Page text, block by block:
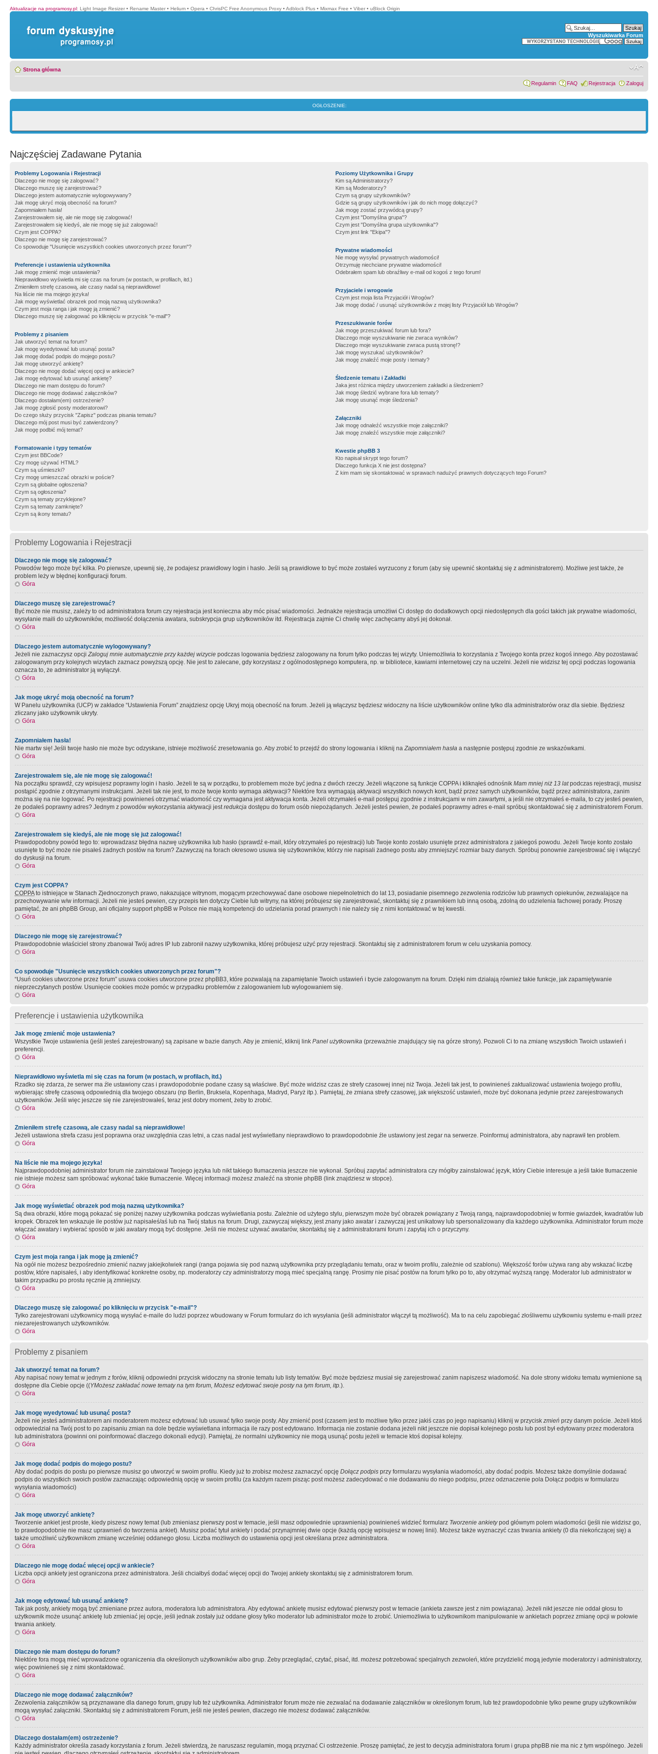
Aktualizacje na programosy.pl: Light Image Resizer • Rename Master • Helium • Opera • ChrisPC Free Anonymous Proxy • Adblock Plus • Mixmax Free • Viber • uBlock Origin
Wyszukiwarka Forum
Strona główna
Regulamin FAQ Rejestracja Zaloguj
OGŁOSZENIE:
Najczęściej Zadawane Pytania
Problemy Logowania i Rejestracji
Dlaczego nie mogę się zalogować?
Dlaczego muszę się zarejestrować?
Dlaczego jestem automatycznie wylogowywany?
Jak mogę ukryć moją obecność na forum?
Zapomniałem hasła!
Zarejestrowałem się, ale nie mogę się zalogować!
Zarejestrowałem się kiedyś, ale nie mogę się już zalogować!
Czym jest COPPA?
Dlaczego nie mogę się zarejestrować?
Co spowoduje "Usunięcie wszystkich cookies utworzonych przez forum"?
Preferencje i ustawienia użytkownika
Jak mogę zmienić moje ustawienia?
Nieprawidłowo wyświetla mi się czas na forum (w postach, w profilach, itd.)
Zmieniłem strefę czasową, ale czasy nadal są nieprawidłowe!
Na liście nie ma mojego języka!
Jak mogę wyświetlać obrazek pod moją nazwą użytkownika?
Czym jest moja ranga i jak mogę ją zmienić?
Dlaczego muszę się zalogować po kliknięciu w przycisk "e-mail"?
Problemy z pisaniem
Jak utworzyć temat na forum?
Jak mogę wyedytować lub usunąć posta?
Jak mogę dodać podpis do mojego postu?
Jak mogę utworzyć ankietę?
Dlaczego nie mogę dodać więcej opcji w ankiecie?
Jak mogę edytować lub usunąć ankietę?
Dlaczego nie mam dostępu do forum?
Dlaczego nie mogę dodawać załączników?
Dlaczego dostałam(em) ostrzeżenie?
Jak mogę zgłosić posty moderatorowi?
Do czego służy przycisk "Zapisz" podczas pisania tematu?
Dlaczego mój post musi być zatwierdzony?
Jak mogę podbić mój temat?
Formatowanie i typy tematów
Czym jest BBCode?
Czy mogę używać HTML?
Czym są uśmieszki?
Czy mogę umieszczać obrazki w poście?
Czym są globalne ogłoszenia?
Czym są ogłoszenia?
Czym są tematy przyklejone?
Czym są tematy zamknięte?
Czym są ikony tematu?
Poziomy Użytkownika i Grupy
Kim są Administratorzy?
Kim są Moderatorzy?
Czym są grupy użytkowników?
Gdzie są grupy użytkowników i jak do nich mogę dołączyć?
Jak mogę zostać przywódcą grupy?
Czym jest "Domyślna grupa"?
Czym jest "Domyślna grupa użytkownika"?
Czym jest link "Ekipa"?
Prywatne wiadomości
Nie mogę wysyłać prywatnych wiadomości!
Otrzymuję niechciane prywatne wiadomości!
Odebrałem spam lub obraźliwy e-mail od kogoś z tego forum!
Przyjaciele i wrogowie
Czym jest moja lista Przyjaciół i Wrogów?
Jak mogę dodać / usunąć użytkowników z mojej listy Przyjaciół lub Wrogów?
Przeszukiwanie forów
Jak mogę przeszukiwać forum lub fora?
Dlaczego moje wyszukiwanie nie zwraca wyników?
Dlaczego moje wyszukiwanie zwraca pustą stronę!?
Jak mogę wyszukać użytkowników?
Jak mogę znaleźć moje posty i tematy?
Śledzenie tematu i Zakładki
Jaka jest różnica między utworzeniem zakładki a śledzeniem?
Jak mogę śledzić wybrane fora lub tematy?
Jak mogę usunąć moje śledzenia?
Załączniki
Jak mogę odnaleźć wszystkie moje załączniki?
Jak mogę znaleźć wszystkie moje załączniki?
Kwestie phpBB 3
Kto napisał skrypt tego forum?
Dlaczego funkcja X nie jest dostępna?
Z kim mam się skontaktować w sprawach nadużyć prawnych dotyczących tego Forum?
Problemy Logowania i Rejestracji
Dlaczego nie mogę się zalogować?
Powodów tego może być kilka. Po pierwsze, upewnij się, że podajesz prawidłowy login i hasło. Jeśli są prawidłowe to być może zostałeś wyrzucony z forum (aby się upewnić skontaktuj się z administratorem). Możliwe jest także, że
problem leży w błędnej konfiguracji forum.
Góra
Dlaczego muszę się zarejestrować?
Być może nie musisz, zależy to od administratora forum czy rejestracja jest konieczna aby móc pisać wiadomości. Jednakże rejestracja umożliwi Ci dostęp do dodatkowych opcji niedostępnych dla gości takich jak prywatne wiadomości,
wysyłanie maili do użytkowników, możliwość dołączenia awatara, subskrypcja grup użytkowników itd. Rejestracja zajmie Ci chwilę więc zachęcamy abyś jej dokonał.
Góra
Dlaczego jestem automatycznie wylogowywany?
Jeżeli nie zaznaczysz opcjiZaloguj mnie automatycznie przy każdej wizycie podczas logowania będziesz zalogowany na forum tylko podczas tej wizyty. Uniemożliwia to korzystania z Twojego konta przez kogoś innego. Aby pozostawać
zalogowanym przy kolejnych wizytach zaznacz powyższą opcję. Nie jest to zalecane, gdy korzystasz z ogólnodostępnego komputera, np. w bibliotece, kawiarni internetowej czy na uczelni. Jeżeli nie widzisz tej opcji podczas logowania
oznacza to, że administrator ją wyłączył.
Góra
Jak mogę ukryć moją obecność na forum?
W Panelu użytkownika (UCP) w zakładce “Ustawienia Forum” znajdziesz opcję Ukryj moją obecność na forum. Jeżeli ją włączysz będziesz widoczny na liście użytkowników online tylko dla administratorów oraz dla siebie. Będziesz
zliczany jako użytkownik ukryty.
Góra
Zapomniałem hasła!
Nie martw się! Jeśli twoje hasło nie może byc odzyskane, istnieje możliwość zresetowania go. Aby zrobić to przejdź do strony logowania i kliknij naZapomniałem hasła a następnie postępuj zgodnie ze wskazówkami.
Góra
Zarejestrowałem się, ale nie mogę się zalogować!
Na początku sprawdź, czy wpisujesz poprawny login i hasło. Jeżeli te są w porządku, to problemem może być jedna z dwóch rzeczy. Jeżeli włączone są funkcje COPPA i kliknąłeś odnośnik Mam mniej niż 13 latpodczas rejestracji, musisz
postąpić zgodnie z otrzymanymi instrukcjami. Jeżeli tak nie jest, to może twoje konto wymaga aktywacji? Niektóre fora wymagają aktywacji wszystkich nowych kont, bądź przez samych użytkowników, bądź przez administratora, zanim
można się na nie logować. Po rejestracji powinieneś otrzymać wiadomość czy wymagana jest aktywacja konta. Jeżeli otrzymałeś e-mail postępuj zgodnie z instrukcjami w nim zawartymi, a jeśli nie otrzymałeś e-maila, to czy jesteś pewien,
że podałeś poprawny adres? Jednym z powodów wykorzystania aktywacji jestredukcja dostępu do forum osób niepożądanych. Jeżeli jesteś pewien, że podałeś poprawmy adres e-mail spróbuj skontaktować się z administratorem Forum.
Góra
Zarejestrowałem się kiedyś, ale nie mogę się już zalogować!
Prawdopodobny powód tego to: wprowadzasz błędna nazwę użytkownika lub hasło (sprawdź e-mail, który otrzymałeś po rejestracji) lub Twoje konto zostało usunięte przez administratora z jakiegoś powodu. Jeżeli Twoje konto zostało
usunięte to być może nie pisałeś żadnych postów na forum? Zazwyczaj na forach okresowo usuwa się użytkowników, którzy nie napisali żadnego postu aby zmniejszyć rozmiar bazy danych. Spróbuj ponownie zarejestrować się i włączyć
do dyskusji na forum.
Góra
Czym jest COPPA?
COPPAto istniejące w Stanach Zjednoczonych prawo, nakazujące witrynom, mogącym przechowywać dane osobowe niepełnoletnich do lat 13, posiadanie pisemnego zezwolenia rodziców lub prawnych opiekunów, zezwalające na
przechowywanie w/w informacji. Jeżeli nie jesteś pewien, czy przepis ten dotyczy Ciebie lub witryny, na której próbujesz się zarejestrować, skontaktuj się z prawnikiem lub inną osobą, zdolną do udzielenia fachowej porady. Proszę
pamiętać, że ani phpBB Group, ani oficjalny support phpBB w Polsce nie mają kompetencji do udzielania porad prawnych i nie należy się z nimi kontaktować w tej kwestii.
Góra
Dlaczego nie mogę się zarejestrować?
Prawdopodobnie właściciel strony zbanował Twój adres IP lub zabronił nazwy użytkownika, której próbujesz użyć przy rejestracji. Skontaktuj się z administratorem forum w celu uzyskania pomocy.
Góra
Co spowoduje "Usunięcie wszystkich cookies utworzonych przez forum"?
“Usuń cookies utworzone przez forum” usuwa cookies utworzone przez phpBB3, które pozwalają na zapamiętanie Twoich ustawień i bycie zalogowanym na forum. Dzięki nim działają również takie funkcje, jak zapamiętywanie
nieprzeczytanych postów. Usunięcie cookies może pomóc w przypadku problemów z zalogowaniem lub wylogowaniem się.
Góra
Preferencje i ustawienia użytkownika
Jak mogę zmienić moje ustawienia?
Wszystkie Twoje ustawienia (jeśli jesteś zarejestrowany) są zapisane w bazie danych. Aby je zmienić, kliknij link Panel użytkownika (przeważnie znajdujący się na górze strony). Pozwoli Ci to na zmianę wszystkich Twoich ustawień i
preferencji.
Góra
Nieprawidłowo wyświetla mi się czas na forum (w postach, w profilach, itd.)
Rzadko się zdarza, że serwer ma źle ustawiony czas i prawdopodobnie podane czasy są właściwe. Być może widzisz czas ze strefy czasowej innej niż Twoja. Jeżeli tak jest, to powinieneś zaktualizować ustawienia twojego profilu,
wybierając strefę czasową odpowiednią dla twojego obszaru (np Berlin, Bruksela, Kopenhaga, Madryd, Paryż itp.). Pamiętaj, że zmiana strefy czasowej, jak większość ustawień, może być dokonana jedynie przez zarejestrowanych
użytkowników. Jeśli więc jeszcze się nie zarejestrowałeś, teraz jest dobry moment, żeby to zrobić.
Góra
Zmieniłem strefę czasową, ale czasy nadal są nieprawidłowe!
Jeżeli ustawiona strefa czasu jest poprawna oraz uwzględnia czas letni, a czas nadal jest wyświetlany nieprawdłowo to prawdopodobnie źle ustawiony jest zegar na serwerze. Poinformuj administratora, aby naprawił ten problem.
Góra
Na liście nie ma mojego języka!
Najprawdopodobniej administrator forum nie zainstalował Twojego języka lub nikt takiego tłumaczenia jeszcze nie wykonał. Spróbuj zapytać administratora czy mógłby zainstalować język, który Ciebie interesuje a jeśli takie tłumaczenie
nie istnieje możesz sam spróbować wykonać takie tłumaczenie. Więcej informacji możesz znaleźć na stronie phpBB (link znajdziesz w stopce).
Góra
Jak mogę wyświetlać obrazek pod moją nazwą użytkownika?
Są dwa obrazki, które mogą pokazać się poniżej nazwy użytkownika podczas wyświetlania postu. Zależnie od użytego stylu, pierwszym może być obrazek powiązany z Twoją rangą, najprawdopodobniej w formie gwiazdek, kwadratów lub
kropek. Obrazek ten wskazuje ile postów już napisałeś/aś lub na Twój status na forum. Drugi, zazwyczaj większy, jest znany jako awatar i zazwyczaj jest unikatowy lub spersonalizowany dla każdego użytkownika. Administrator forum może
włączać awatary i wybierać sposób w jaki awatary mogą być dostępne. Jeśli nie możesz używać awatarów, skontaktuj się z administratorami forum i zapytaj ich o przyczyny.
Góra
Czym jest moja ranga i jak mogę ją zmienić?
Na ogół nie możesz bezpośrednio zmienić nazwy jakiejkolwiek rangi (ranga pojawia się pod nazwą użytkownika przy przeglądaniu tematu, oraz w twoim profilu, zależnie od szablonu). Większość forów używa rang aby wskazać liczbę
postów, które napisałeś, i aby identyfikować konkretne osoby, np. moderatorzy czy administratorzy mogą mieć specjalną rangę. Prosimy nie pisać postów na forum tylko po to, aby otrzymać wyższą rangę. Moderator lub administrator w
takim przypadku po prostu ręcznie ją zmniejszy.
Góra
Dlaczego muszę się zalogować po kliknięciu w przycisk "e-mail"?
Tylko zarejestrowani użytkownicy mogą wysyłać e-maile do ludzi poprzez wbudowany w Forum formularz do ich wysyłania (jeśli administrator włączył tą możliwość). Ma to na celu zapobiegać złośliwemu użytkowniu systemu e-maili przez
niezarejestrowanych użytkowników.
Góra
Problemy z pisaniem
Jak utworzyć temat na forum?
Aby napisać nowy temat w jednym z forów, kliknij odpowiedni przycisk widoczny na stronie tematu lub listy tematów. Być może będziesz musiał się zarejestrować zanim napiszesz wiadomość. Na dole strony widoku tematu wymienione są
dostępne dla Ciebie opcje ((YMożesz zakładać nowe tematy na tym forum, Możesz edytować swoje posty na tym forum, itp.).
Góra
Jak mogę wyedytować lub usunąć posta?
Jeżeli nie jesteś administratorem ani moderatorem możesz edytować lub usuwać tylko swoje posty. Aby zmienić post (czasem jest to możliwe tylko przez jakiś czas po jego napisaniu) kliknij w przycisk zmień przy danym poście. Jeżeli ktoś
odpowiedział na Twój post to po zapisaniu zmian na dole będzie wyświetlana informacja ile razy post edytowano. Informacja nie zostanie dodana jeżeli nikt jeszcze nie dopisał kolejnego postu lub post był edytowany przez moderatora
lub administratora (powinni oni poinformować dlaczego dokonali edycji). Pamiętaj, że normalni użytkownicy nie mogą usunąć postu jeżeli w temacie ktoś dopisał kolejny.
Góra
Jak mogę dodać podpis do mojego postu?
Aby dodać podpis do postu po pierwsze musisz go utworzyć w swoim profilu. Kiedy już to zrobisz możesz zaznaczyć opcję Dołącz podpis przy formularzu wysyłania wiadomości, aby dodać podpis. Możesz także domyślnie dodawać
podpis do wszystkich swoich postów zaznaczając odpowiednią opcję w swoim profilu (za każdym razem pisząc post możesz zadecydować o nie dodawaniu do niego podpisu, przez odznaczenie pola Dołącz podpis w formularzu
wysyłania wiadomości)
Góra
Jak mogę utworzyć ankietę?
Tworzenie ankiet jest proste, kiedy piszesz nowy temat (lub zmieniasz pierwszy post w temacie, jeśli masz odpowiednie uprawnienia) powinieneś widzieć formularz Tworzenie ankietypod głównym polem wiadomości (jeśli nie widzisz go,
to prawdopodobnie nie masz uprawnień do tworzenia ankiet). Musisz podać tytuł ankiety i podać przynajmniej dwie opcje (każdą opcję wpisujesz w nowej linii). Możesz także wyznaczyć czas trwania ankiety (0 dla niekończącej się) a
także umożliwić użytkownikom zmianę wcześniej oddanego głosu. Liczba możliwych do ustawienia opcji jest określana przez administratora.
Góra
Dlaczego nie mogę dodać więcej opcji w ankiecie?
Liczba opcji ankiety jest ograniczona przez administratora. Jeśli chciałbyś dodać więcej opcji do Twojej ankiety skontaktuj się z administratorem forum.
Góra
Jak mogę edytować lub usunąć ankietę?
Tak jak posty, ankiety mogą być zmieniane przez autora, moderatora lub administratora. Aby edytować ankietę musisz edytować pierwszy post w temacie (ankieta zawsze jest z nim powiązana). Jeżeli nikt jeszcze nie oddał głosu to
użytkownik może usunąć ankietę lub zmieniać jej opcje, jeśli jednak zostały już oddane głosy tylko moderator lub administrator może to zrobić. Uniemożliwia to użytkownikom manipulowanie w ankietach poprzez zmianę opcji w połowie
trwania ankiety.
Góra
Dlaczego nie mam dostępu do forum?
Niektóre fora mogą mieć wprowadzone ograniczenia dla określonych użytkowników albo grup. Żeby przeglądać, czytać, pisać, itd. możesz potrzebować specjalnych zezwoleń, które przydzielić mogą jedynie moderatorzy i administratorzy,
więc powinieneś się z nimi skontaktować.
Góra
Dlaczego nie mogę dodawać załączników?
Zezwolenia załączników są przyznawane dla danego forum, grupy lub też użytkownika. Administrator forum może nie zezwalać na dodawanie załączników w określonym forum, lub też prawdopodobnie tylko pewne grupy użytkowników
mogą wysyłać załączniki. Skontaktuj się z administratorem Forum, jeśli nie jesteś pewien, dlaczego nie możesz dodawać załączników.
Góra
Dlaczego dostałam(em) ostrzeżenie?
Każdy administrator określa zasady korzystania z forum. Jeżeli stwierdzą, że naruszasz regulamin, mogą przyznać Ci ostrzeżenie. Proszę pamiętać, że jest to decyzja administratora forum i grupa phpBB nie ma nic z tym wspólnego. Jeżeli